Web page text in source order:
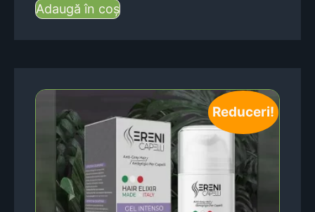
Adaugă în coș
Reduceri!